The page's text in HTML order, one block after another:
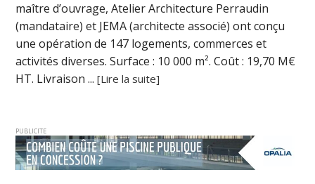
maître d’ouvrage, Atelier Architecture Perraudin
(mandataire) et JEMA (architecte associé) ont conçu
une opération de 147 logements, commerces et
activités diverses. Surface : 10 000 m². Coût : 19,70 M€
HT. Livraison ...[Lire la suite]
PUBLICITE